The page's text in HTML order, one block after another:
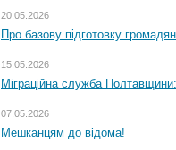
20.05.2026
Про базову підготовку
15.05.2026
Міграційна служба
07.05.2026
Мешканцям до відома!